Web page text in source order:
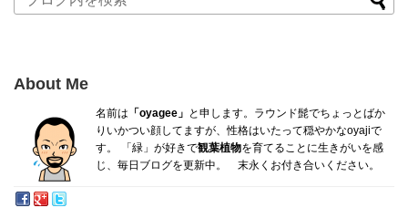
About Me
名前は 「oyagee」 と申します。ラウンド髭でちょっとばか
り いかつい顔してますが、性格はいたって穏やかなoyajiで
す。
「緑」が好きで観葉植物を育てることに生きがいを感
じ、毎日ブログを更新中。 末永くお付き合いください。